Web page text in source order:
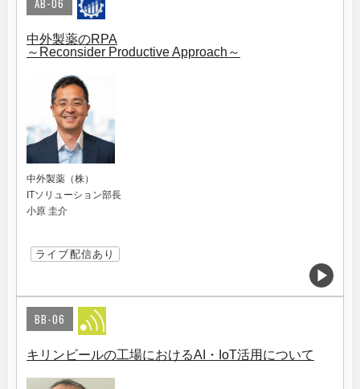
AB-06
中外製薬のRPA
～Reconsider Productive Approach～
中外製薬（株）
ITソリューション部長
小原 圭介
ライブ配信あり
BB-06
キリンビールの工場におけるAI・IoT活用について